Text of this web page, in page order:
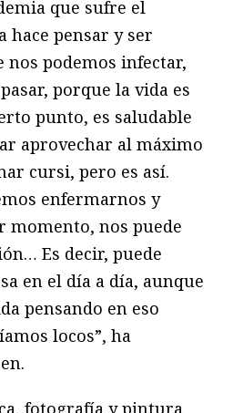
que sufre el
hace pensar y ser
nos podemos infectar,
porque la vida es
punto, es saludable
aprovechar al máximo
cursi, pero es así.
enfermarnos y
nos puede
Es decir, puede
en el día a día, aunque
pensando en eso
locos”, ha
fotografía y pintura